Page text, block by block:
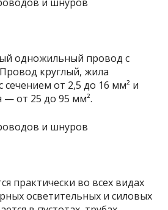
одножильный провод с
круглый, жила
сечением от 2,5 до 16 мм² и
— от 25 до 95 мм².
практически во всех видах
осветительных и силовых